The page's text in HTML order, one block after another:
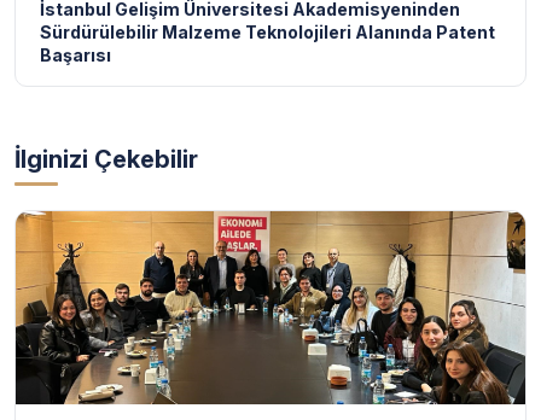
İstanbul Gelişim Üniversitesi Akademisyeninden
Sürdürülebilir Malzeme Teknolojileri Alanında Patent
Başarısı
İlginizi Çekebilir